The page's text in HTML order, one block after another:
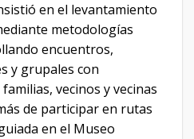
en el levantamiento
metodologías
encuentros,
y grupales con
vecinos y vecinas
de participar en rutas
en el Museo